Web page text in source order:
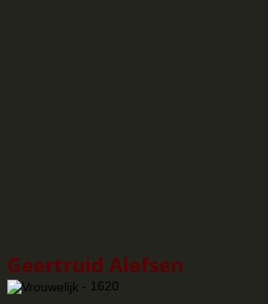
Geertruid Alefsen
- 1620